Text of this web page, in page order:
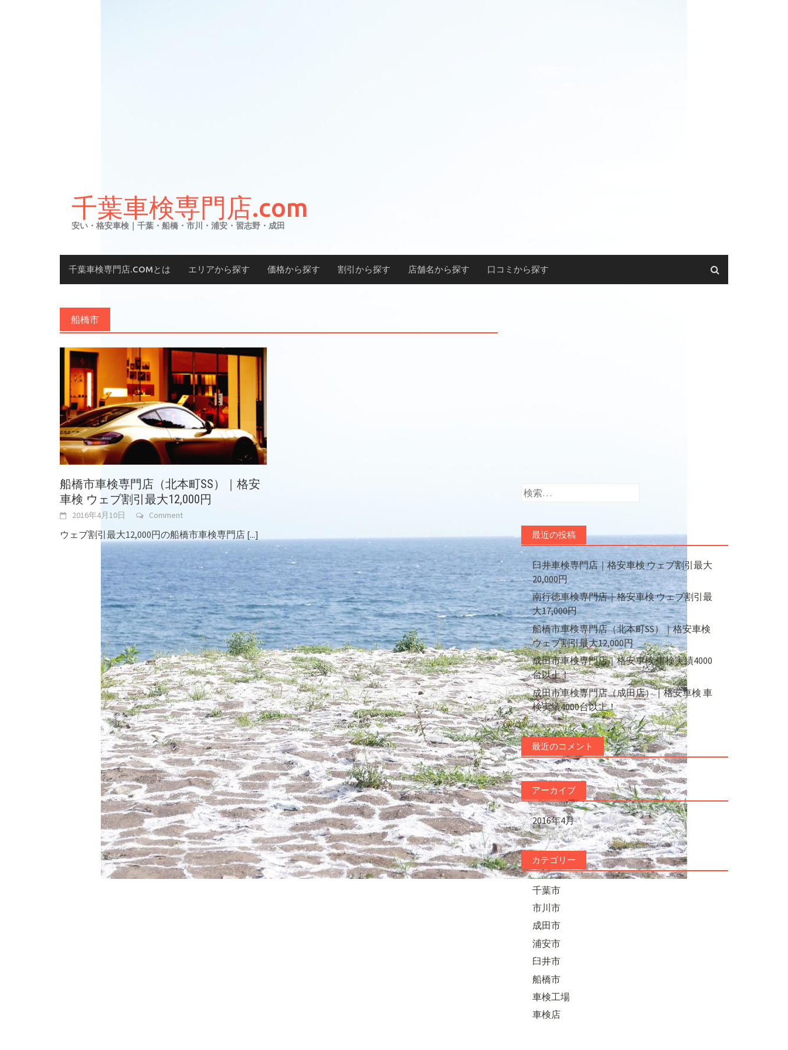
千葉車検専門店.com
安い・格安車検｜千葉・船橋・市川・浦安・習志野・成田
千葉車検専門店.COMとは エリアから探す 価格から探す 割引から探す 店舗名から探す 口コミから探す
船橋市
船橋市車検専門店（北本町SS）｜格安
車検 ウェブ割引最大12,000円
2016年4月10日 Comment
ウェブ割引最大12,000円の船橋市車検専門店 [...]
検
最近の投稿
臼井車検専門店｜格安車検 ウェブ割引最大
20,000円
南行徳車検専門店｜格安車検 ウェブ割引最
大17,000円
船橋市車検専門店（北本町SS）｜格安車検
ウェブ割引最大12,000円
成田市車検専門店｜格安車検 車検実績4000
台以上！
成田市車検専門店（成田店）｜格安車検 車
検実績4000台以上！
最近のコメント
アーカイブ
2016年4月
カテゴリー
千葉市
市川市
成田市
浦安市
臼井市
船橋市
車検工場
車検店